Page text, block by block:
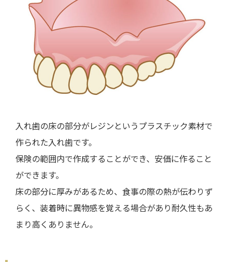
入れ歯の床の部分がレジンというプラスチック素材で
作られた入れ歯です。
保険の範囲内で作成することができ、安価に作ること
ができます。
床の部分に厚みがあるため、食事の際の熱が伝わりず
らく、装着時に異物感を覚える場合があり耐久性もあ
まり高くありません。